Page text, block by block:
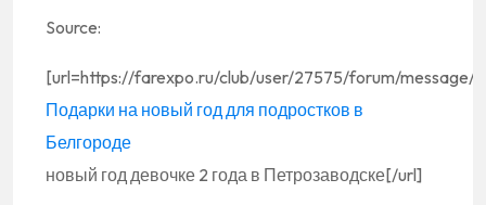
Source:
[url=https://farexpo.ru/club/user/27575/forum/message/
Подарки на новый год для подростков в
Белгороде
новый год девочке 2 года в Петрозаводске[/url]